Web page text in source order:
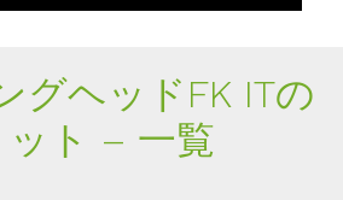
グヘッドFK ITの
ット – 一覧